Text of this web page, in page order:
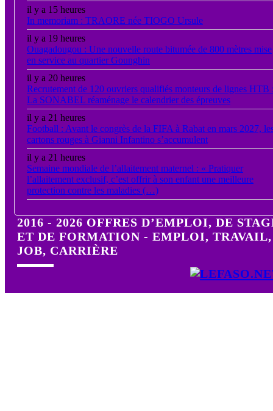
il y a 15 heures
In memoriam : TRAORE née TIOGO Ursule
il y a 19 heures
Ouagadougou : Une nouvelle route bitumée de 800 mètres mise
en service au quartier Gounghin
il y a 20 heures
Recrutement de 120 ouvriers qualifiés monteurs de lignes HTB
La SONABEL réaménage le calendrier des épreuves
il y a 21 heures
Football : Avant le congrès de la FIFA à Rabat en mars 2027,
cartons rouges à Gianni Infantino s’accumulent
il y a 21 heures
Semaine mondiale de l’allaitement maternel : « Pratiquer
l’allaitement exclusif, c’est offrir à son enfant une meilleure
protection contre les maladies (…)
2016 - 2026 OFFRES D’EMPLOI, DE
ET DE FORMATION - EMPLOI, TRAVAIL,
JOB, CARRIÈRE